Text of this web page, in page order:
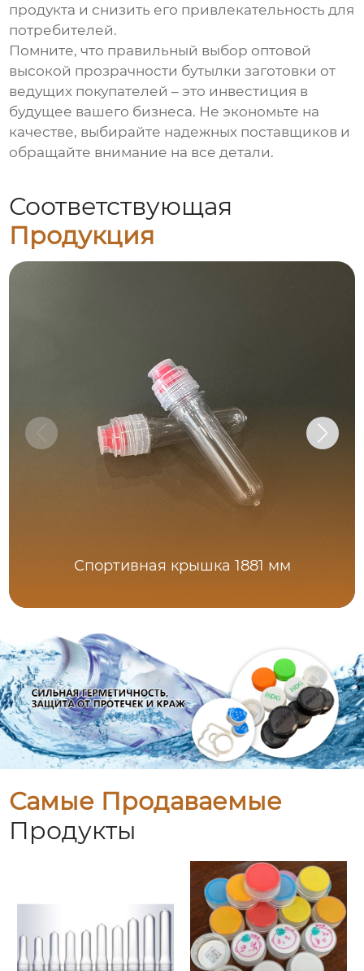
продукта и снизить его привлекательность для
потребителей.
Помните, что правильный выбор оптовой
высокой прозрачности бутылки заготовки от
ведущих покупателей – это инвестиция в
будущее вашего бизнеса. Не экономьте на
качестве, выбирайте надежных поставщиков и
обращайте внимание на все детали.
Соответствующая
Продукция
Спортивная крышка 1881 мм
Самые Продаваемые
Продукты